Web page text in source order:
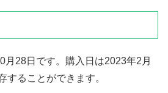
月28日です。購入日は2023年2月
することができます。